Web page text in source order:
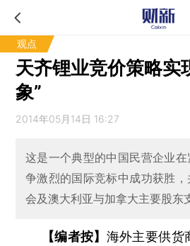
观点
天齐锂业竞价策略实
象”
2014年05月14日 16:27
这是一个典型的中国民营企业
争激烈的国际竞标中成功获胜
会及澳大利亚与加拿大主要股东
【编者按】 海外主要供货